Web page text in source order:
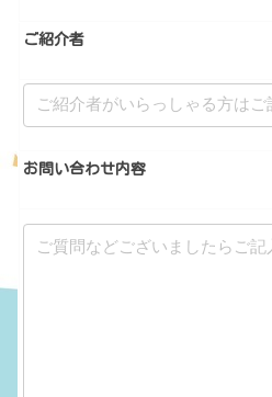
ご紹介者
お問い合わせ内容